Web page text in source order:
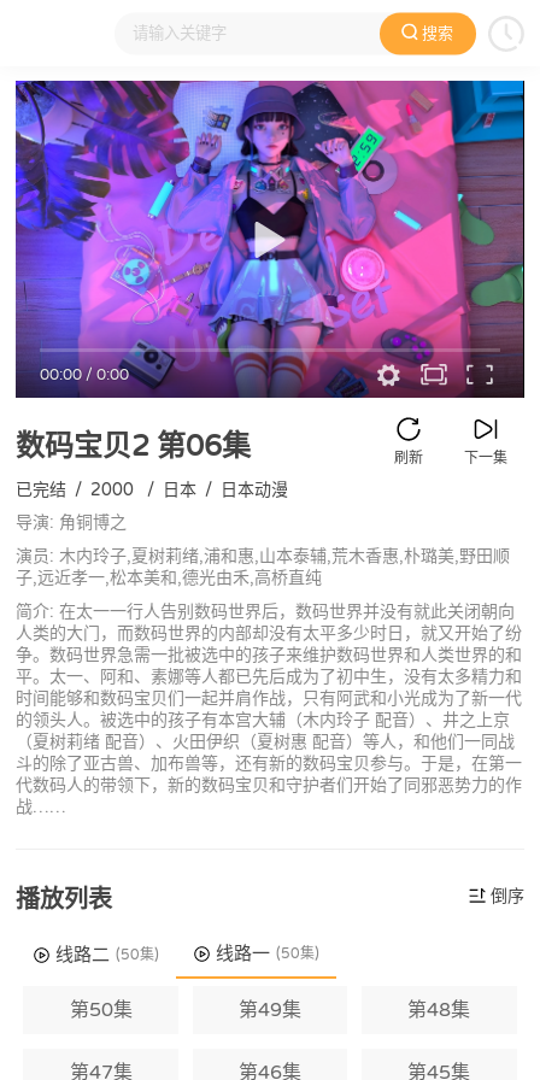
搜索
大家在看 日本动漫 国产动漫 欧美动漫 动漫电影
00:00/0:00
数码宝贝2 第06集 下一集
刷新
已完结 / 2000 / 日本 / 日本动漫
导演: 角铜博之
演员: 木内玲子,夏树莉绪,浦和惠,山本泰辅,荒木香惠,朴璐美,野田顺
子,远近孝一,松本美和,德光由禾,高桥直纯
简介: 在太一一行人告别数码世界后，数码世界并没有就此关闭朝向
人类的大门，而数码世界的内部却没有太平多少时日，就又开始了纷
争。数码世界急需一批被选中的孩子来维护数码世界和人类世界的和
平。太一、阿和、素娜等人都已先后成为了初中生，没有太多精力和
时间能够和数码宝贝们一起并肩作战，只有阿武和小光成为了新一代
的领头人。被选中的孩子有本宫大辅（木内玲子 配音）、井之上京
（夏树莉绪 配音）、火田伊织（夏树惠 配音）等人，和他们一同战
斗的除了亚古兽、加布兽等，还有新的数码宝贝参与。于是，在第一
代数码人的带领下，新的数码宝贝和守护者们开始了同邪恶势力的作
战……
播放列表 倒序
线路二 (50集) 线路一 (50集)
第50集 第49集 第48集
第47集 第46集 第45集